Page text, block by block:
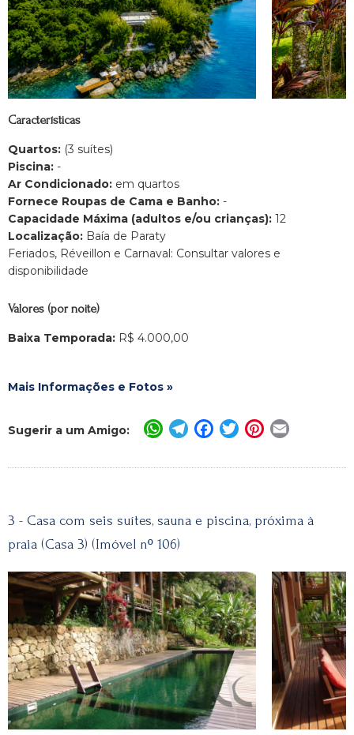
Características
Quartos: (3 suítes)
Piscina: -
Ar Condicionado: em quartos
Fornece Roupas de Cama e Banho: -
Capacidade Máxima (adultos e/ou crianças): 12
Localização: Baía de Paraty
Feriados, Réveillon e Carnaval: Consultar valores e
disponibilidade
Valores (por noite)
Baixa Temporada: R$ 4.000,00
Mais Informações e Fotos »
Sugerir a um Amigo: WhatsApp
Telegram
Facebook
TwitterPinterest
3 - Casa com seis suítes, sauna e piscina, próxima à
praia (Casa 3) (Imóvel nº 106)